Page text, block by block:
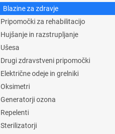
Blazine za zdravje
Pripomočki za rehabilitacijo
Hujšanje in razstrupljanje
Ušesa
Drugi zdravstveni pripomočki
Električne odeje in grelniki
Oksimetri
Generatorji ozona
Repelenti
Sterilizatorji